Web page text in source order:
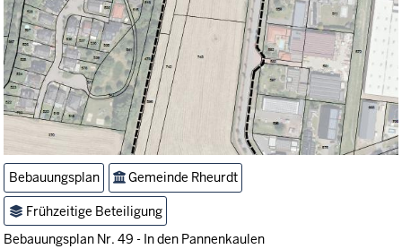
Bebauungsplan Gemeinde Rheurdt
Frühzeitige Beteiligung
Bebauungsplan Nr. 49 - In den Pannenkaulen